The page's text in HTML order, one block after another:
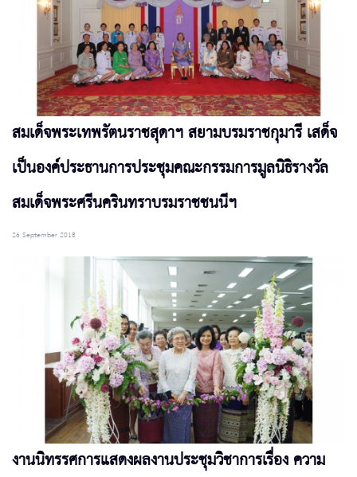
สมเด็จพระเทพรัตนราชสุดาฯ สยามบรมราชกุมารี เสด็จ
เป็นองค์ประธานการประชุมคณะกรรมการมูลนิธิรางวัล
สมเด็จพระศรีนครินทราบรมราชชนนีฯ
26 September 2018
งานนิทรรศการแสดงผลงานประชุมวิชาการเรื่อง ความ